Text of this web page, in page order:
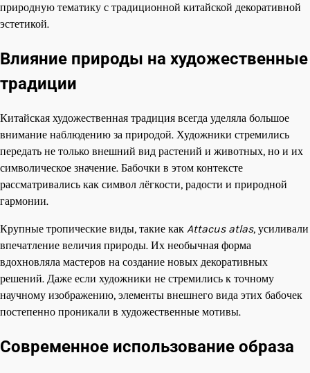
природную тематику с традиционной китайской декоративной
эстетикой.
Влияние природы на художественные
традиции
Китайская художественная традиция всегда уделяла большое
внимание наблюдению за природой. Художники стремились
передать не только внешний вид растений и животных, но и их
символическое значение. Бабочки в этом контексте
рассматривались как символ лёгкости, радости и природной
гармонии.
Крупные тропические виды, такие как Attacus atlas, усиливали
впечатление величия природы. Их необычная форма
вдохновляла мастеров на создание новых декоративных
решений. Даже если художники не стремились к точному
научному изображению, элементы внешнего вида этих бабочек
постепенно проникали в художественные мотивы.
Современное использование образа